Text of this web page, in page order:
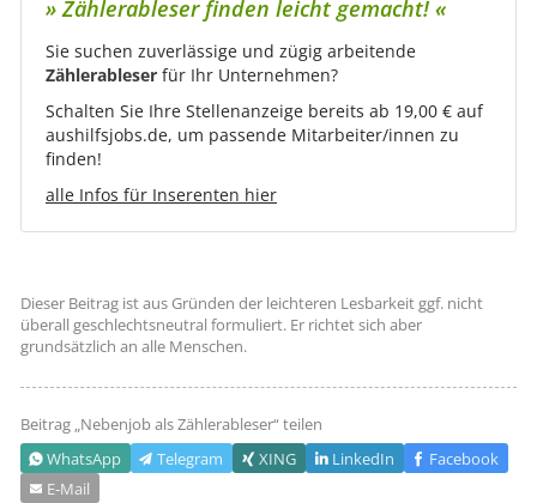
» Zählerableser finden leicht ­gemacht! «‍
Sie suchen zuverlässige und zügig arbeitende
Zählerableser für Ihr Unternehmen?
Schalten Sie Ihre Stellenanzeige bereits ab 19,00 € auf
aushilfsjobs.de, um passende Mitarbeiter/innen zu
finden!
alle Infos für Inserenten hier
Dieser Beitrag ist aus Gründen der leichteren Lesbarkeit ggf. nicht
überall geschlechts­neutral formuliert. Er richtet sich aber
grundsätzlich an alle Menschen.
Beitrag „Nebenjob als Zählerableser“ teilen
WhatsApp
Telegram XING LinkedIn
Facebook
E‑Mail